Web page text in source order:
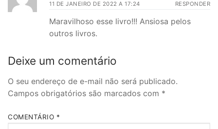
11 DE JANEIRO DE 2022 A 17:24 RESPONDER
Maravilhoso esse livro!!! Ansiosa pelos
outros livros.
Deixe um comentário
O seu endereço de e-mail não será publicado.
Campos obrigatórios são marcados com *
COMENTÁRIO *